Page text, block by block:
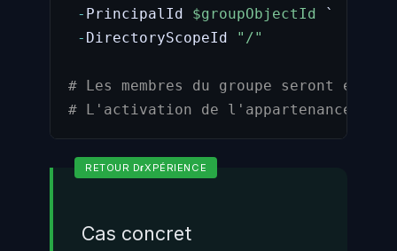
- PrincipalId $groupObjectId
`
- DirectoryScopeId "/"
# Les membres du groupe seront
# L'activation de l'appartenance au
Cas concret